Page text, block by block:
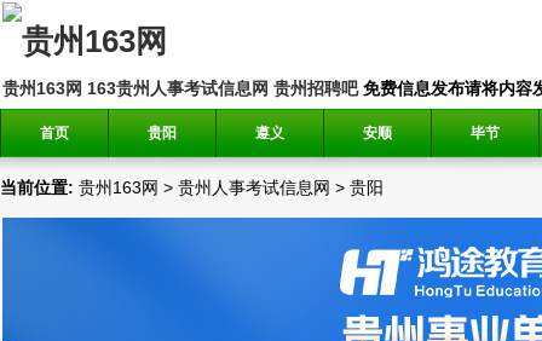
贵州163网 163贵州人事考试信息网 贵州招聘吧免费信息发布请将内容
首页 贵阳 遵义 安顺 毕节
当前位置: 贵州163网 > 贵州人事考试信息网 > 贵阳